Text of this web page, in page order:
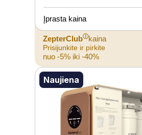
Įprasta kaina
ZepterClubⓘkaina
Prisijunkite ir pirkite
nuo -5% iki -40%
Naujiena